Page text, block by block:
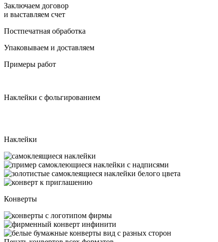
Заключаем договор
и выставляем счет
Постпечатная обработка
Упаковываем и доставляем
Примеры работ
Наклейки с фольгированием
Наклейки
Конверты